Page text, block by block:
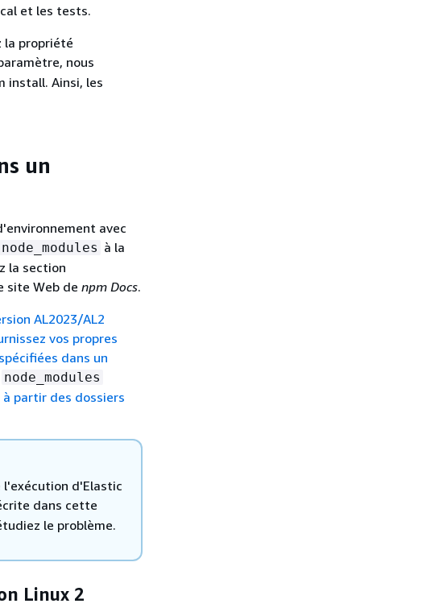
et les tests.
la propriété
nous
install. Ainsi, les
un
avec
node_modules à la
la section
site Web de npm Docs.
AL2023/AL2
vos propres
dans un
node_modules
partir des dossiers
l'exécution d'Elastic
dans cette
le problème.
Linux 2